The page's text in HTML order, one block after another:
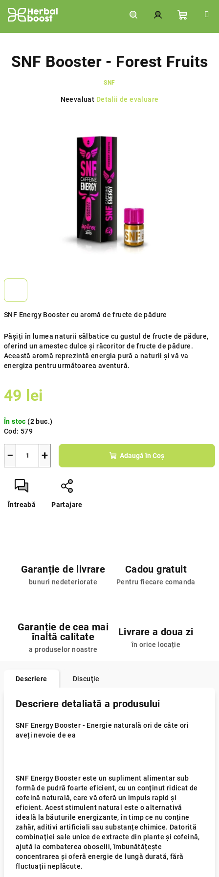
conținut
de
SNF Energy Booster cu aromă de fructe de pădure
Pășiți în lumea naturii sălbatice cu gustul de fructe de pădure,
oferind un amestec dulce și răcoritor de fructe de pădure.
Această aromă reprezintă energia pură a naturii și vă va
energiza pentru următoarea aventură.
49 lei
preţ:
În stoc(2 buc.)
Cod: 579
+
− Adaugă în Coş
Întreabă Partajare
SNF Booster - Forest Fruits
SNF
Evaluarea
Neevaluat Detalii de evaluare
Garanție de livrare
bunuri nedeteriorate
Cadou gratuit
Pentru fiecare comanda
Garanție de cea mai
înaltă calitate
a produselor noastre
Livrare a doua zi
în orice locație
Descriere Discuţie
Descriere detaliată a produsului
SNF Energy Booster - Energie naturală ori de câte ori
aveți nevoie de ea
SNF Energy Booster este un supliment alimentar sub
formă de pudră foarte eficient, cu un conținut ridicat de
cofeină naturală, care vă oferă un impuls rapid și
eficient. Acest stimulent natural este o alternativă
ideală la băuturile energizante, în timp ce nu conține
zahăr, aditivi artificiali sau substanțe chimice. Datorită
combinației sale unice de extracte din plante și cofeină,
ajută la combaterea oboselii, îmbunătățește
concentrarea și oferă energie de lungă durată, fără
fluctuații neplăcute.